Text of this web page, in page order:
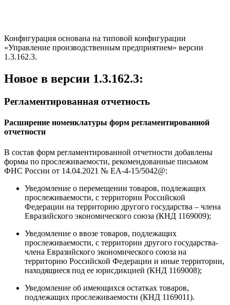
Конфигурация основана на типовой конфигурации
«Управление производственным предприятием» версии
1.3.162.3.
Новое в версии 1.3.162.3:
Регламентированная отчетность
Расширение номенклатуры форм регламентированной
отчетности
В состав форм регламентированной отчетности добавлены
формы по прослеживаемости, рекомендованные письмом
ФНС России от 14.04.2021 № ЕА-4-15/5042@:
Уведомление о перемещении товаров, подлежащих
прослеживаемости, с территории Российской
Федерации на территорию другого государства – члена
Евразийского экономического союза (КНД 1169009);
Уведомление о ввозе товаров, подлежащих
прослеживаемости, с территории другого государства-
члена Евразийского экономического союза на
территорию Российской Федерации и иные территории,
находящиеся под ее юрисдикцией (КНД 1169008);
Уведомление об имеющихся остатках товаров,
подлежащих прослеживаемости (КНД 1169011).